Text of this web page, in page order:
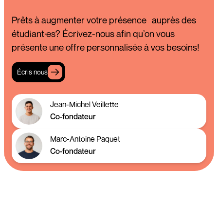
Prêts à augmenter votre présence auprès des
étudiant·es? Écrivez-nous afin qu’on vous
présente une offre personnalisée à vos besoins!
Écris nous
Jean-Michel Veillette
Co-fondateur
Marc-Antoine Paquet
Co-fondateur